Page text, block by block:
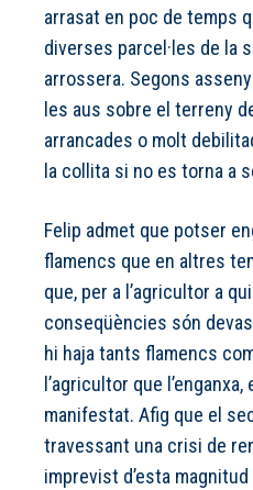
arrasat en poc de temps
diverses parcel·les de la
arrossera. Segons
les aus sobre el terreny
arrancades o molt
la collita si no es torna a
Felip admet que potser
flamencs que en altres
que, per a l’agricultor a
conseqüències són
hi haja tants flamencs
l’agricultor que
manifestat. Afig que el
travessant una crisi de
imprevist d’esta